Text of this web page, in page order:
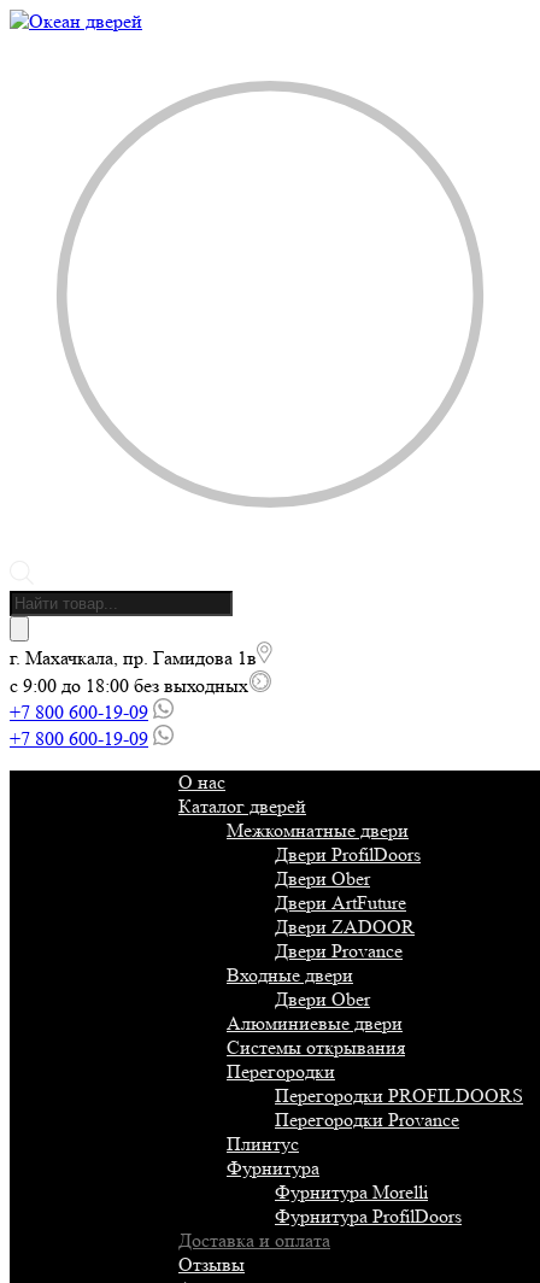
Поиск
товаров
г. Махачкала, пр. Гамидова 1в
с 9:00 до 18:00 без выходных
+7 800 600-19-09
+7 800 600-19-09
О нас
Каталог дверей
Межкомнатные двери
Двери ProfilDoors
Двери Ober
Двери ArtFuture
Двери ZADOOR
Двери Provance
Входные двери
Двери Ober
Алюминиевые двери
Системы открывания
Перегородки
Перегородки PROFILDOORS
Перегородки Provance
Плинтус
Фурнитура
Фурнитура Morelli
Фурнитура ProfilDoors
Доставка и оплата
Отзывы